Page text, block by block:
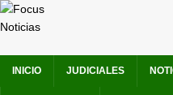
INICIO JUDICIALES